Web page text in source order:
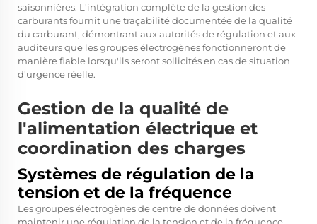
saisonnières. L'intégration complète de la gestion des
carburants fournit une traçabilité documentée de la qualité
du carburant, démontrant aux autorités de régulation et aux
auditeurs que les groupes électrogènes fonctionneront de
manière fiable lorsqu'ils seront sollicités en cas de situation
d'urgence réelle.
Gestion de la qualité de
l'alimentation électrique et
coordination des charges
Systèmes de régulation de la
tension et de la fréquence
Les groupes électrogènes de centre de données doivent